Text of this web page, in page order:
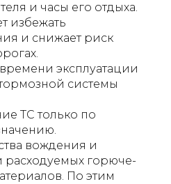
и часы его отдыха.
избежать
и снижает риск
эксплуатации
системы
ТС только по
вождения и
расходуемых горюче-
По этим